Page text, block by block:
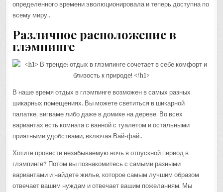
определенного времени эволюционировала и теперь доступна по
всему миру..
Различное расположение в
глэмпинге
В наше время отдых в глэмпинге возможен в самых разных
шикарных помещениях. Вы можете светиться в шикарной
палатке, вигваме либо даже в домике на дереве. Во всех
вариантах есть комната с ванной с туалетом и остальными
приятными удобствами, включая Вай-фай..
Хотите провести незабываемую ночь в отпускной период в
глэмпинге? Потом вы познакомитесь с самыми разными
вариантами и найдете жилье, которое самым лучшим образом
отвечает вашим нуждам и отвечает вашим пожеланиям. Мы